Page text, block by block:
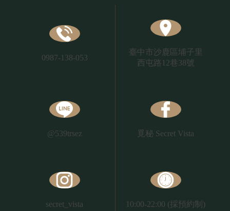
0987-138-053
臺中市沙鹿區埔子里
西屯路12巷38號
@539trsez 覓秘 Secret Vista
secret_vista 10:00-22:00 (採預約制)